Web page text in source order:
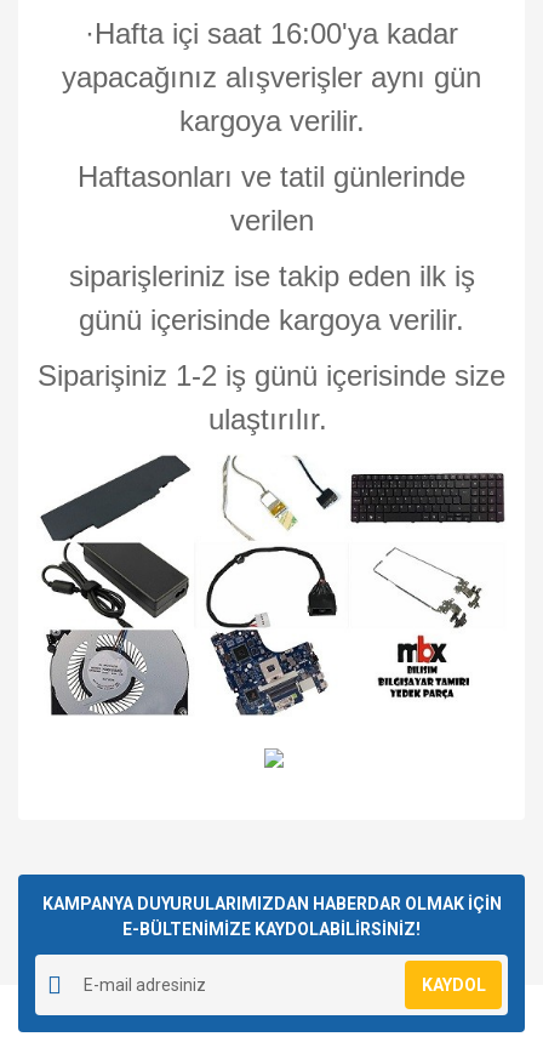
·Hafta içi saat 16:00'ya kadar
yapacağınız alışverişler aynı gün
kargoya verilir.
Haftasonları ve tatil günlerinde
verilen
siparişleriniz ise takip eden ilk iş
günü içerisinde kargoya verilir.
Siparişiniz 1-2 iş günü içerisinde size
ulaştırılır.
Yorum Yaz
kullanarak tarafımıza iletebilirsiniz.
Görüş ve önerileriniz için teşekkür ederiz.
Ürün resmi kalitesiz, bozuk veya görüntülenemiyor.
Ürün açıklamasında eksik bilgiler bulunuyor.
Ürün bilgilerinde hatalar bulunuyor.
KAMPANYA DUYURULARIMIZDAN HABERDAR OLMAK İÇİN
E-BÜLTENİMİZE KAYDOLABİLİRSİNİZ!
KAYDOL